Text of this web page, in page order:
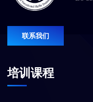
联系我们
培训课程